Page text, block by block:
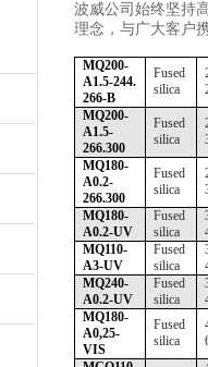
波威公司始终坚持
理念，与广大客户
MQ200-
A1.5-244.
266-B
Fused
silica
MQ200-
A1.5-
266.300
Fused
silica
MQ180-
A0.2-
266.300
Fused
silica
MQ180-
A0.2-UV
Fused
silica
MQ110-
A3-UV
Fused
silica
MQ240-
A0.2-UV
Fused
silica
MQ180-
A0,25-
VIS
Fused
silica